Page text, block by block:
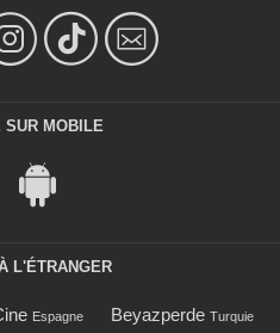
SUR MOBILE
L'ÉTRANGER
Espagne Beyazperde Turquie